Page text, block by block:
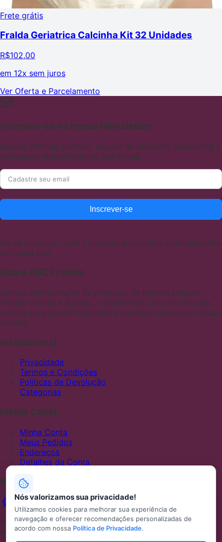
Frete grátis
Fralda Geriatrica Calcinha Kit 32 Unidades
R$102,00
em 12x sem juros
Ver Oferta e Parcelamento
Inscreva-se na nossa Newsletter!
Receba ofertas incríveis, cupons de desconto exclusivos e
novidades diretamente no seu e-mail.
Inscrever-se
Ao se inscrever, você concorda em receber comunicações
de nossa loja.
Sobre ABC Fraldas
Somos distribuidores de produtos de higiene pessoal,
fraldas infantis e adultas. Trabalhamos com as melhores
marcas para garantir qualidade e preços justos aos nossos
clientes
Institucional
Privacidade
Termos e Condições
Políticas de Devolução
Categorias
Minha Conta
Minha Conta
Meus Pedidos
Endereços
Detalhes da Conta
Redes Sociais
ABCFRALDAS — Uma loja Mercado Shops desenvolvida
por Metaminds Studio inspirada em WooCommerce.
Nós valorizamos sua privacidade!
Utilizamos cookies para melhorar sua experiência de
navegação e oferecer recomendações personalizadas de
acordo com nossa Política de Privacidade.